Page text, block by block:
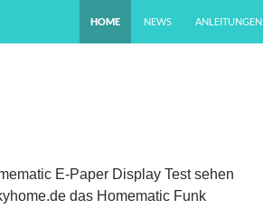
HOME
NEWS ANLEITUNGEN
E-Paper Display Test sehen
das Homematic Funk